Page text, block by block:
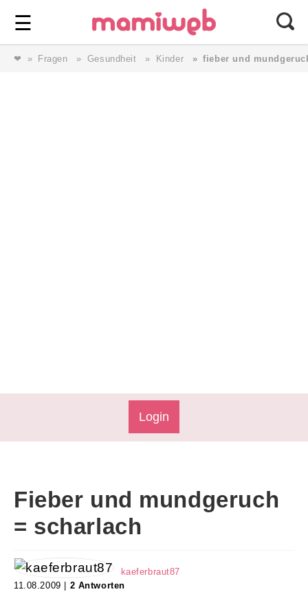
☰ ⎯ Wir lieben Familie ⎯
❤ Fragen Gesundheit Kinder fieber und
Login
Fieber und mundgeruch
= scharlach
kaeferbraut87
11.08.2009 | 2 Antworten